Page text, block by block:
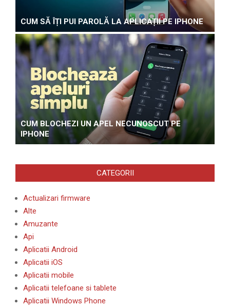
CUM SĂ ÎȚI PUI PAROLĂ LA APLICAȚII PE IPHONE
CUM BLOCHEZI UN APEL NECUNOSCUT PE
IPHONE
CATEGORII
Actualizari firmware
Alte
Amuzante
Api
Aplicatii Android
Aplicatii iOS
Aplicatii mobile
Aplicatii telefoane si tablete
Aplicatii Windows Phone